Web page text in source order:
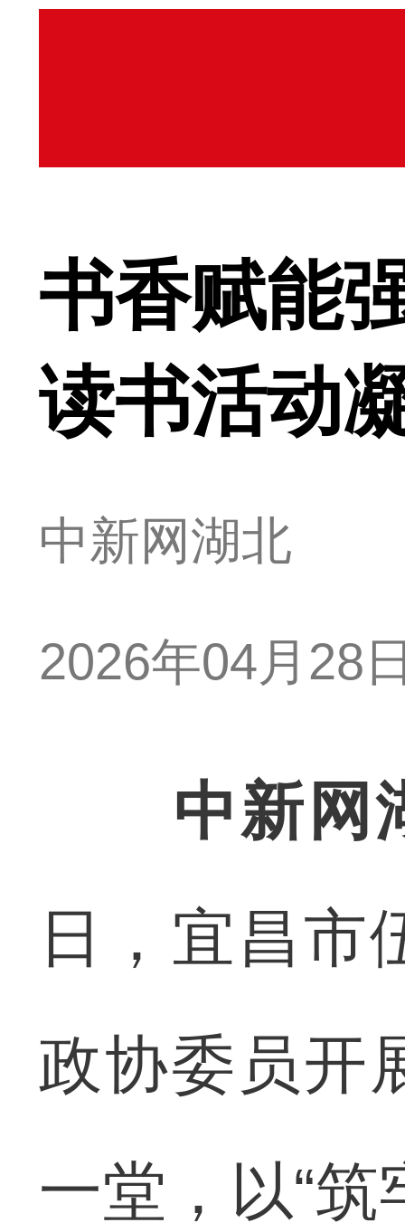
书香赋能
读书活动
中新网湖北
2026年04月28
中新网
日，宜昌市
政协委员开
一堂，以“